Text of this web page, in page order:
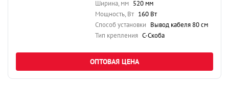
Ширина, мм 520 мм
Мощность, Вт 160 Вт
Способ установки Вывод кабеля 80 см
Тип крепления С-Скоба
ОПТОВАЯ ЦЕНА